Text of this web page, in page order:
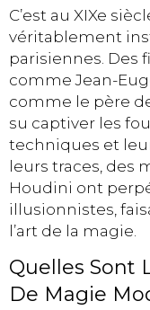
C’est au XIXe
véritablement
parisiennes. Des
comme Jean-
comme le père
su captiver les
techniques et
leurs traces, des
Houdini ont
illusionnistes,
l’art de la magie.
Quelles Sont
De Magie